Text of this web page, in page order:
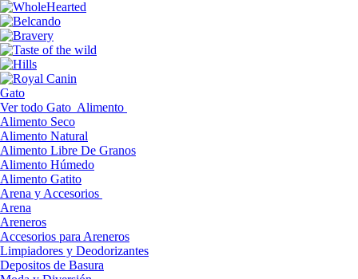
Gato
Ver todo Gato Alimento
Alimento Seco
Alimento Natural
Alimento Libre De Granos
Alimento Húmedo
Alimento Gatito
Arena y Accesorios
Arena
Areneros
Accesorios para Areneros
Limpiadores y Deodorizantes
Depositos de Basura